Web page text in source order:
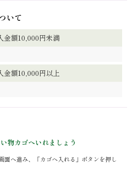
いて
金額10,000円未満
金額10,000円以上
物カゴへいれましょう
面へ進み、「カゴへ入れる」ボタンを押し